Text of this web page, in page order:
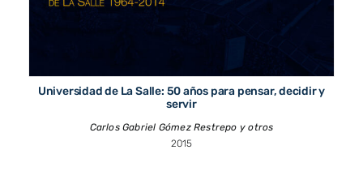
Universidad de La Salle: 50 años para pensar, decidir y
servir
Carlos Gabriel Gómez Restrepo y otros
2015